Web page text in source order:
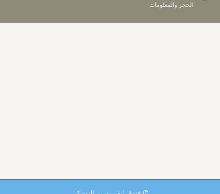
الحجز والمعلومات